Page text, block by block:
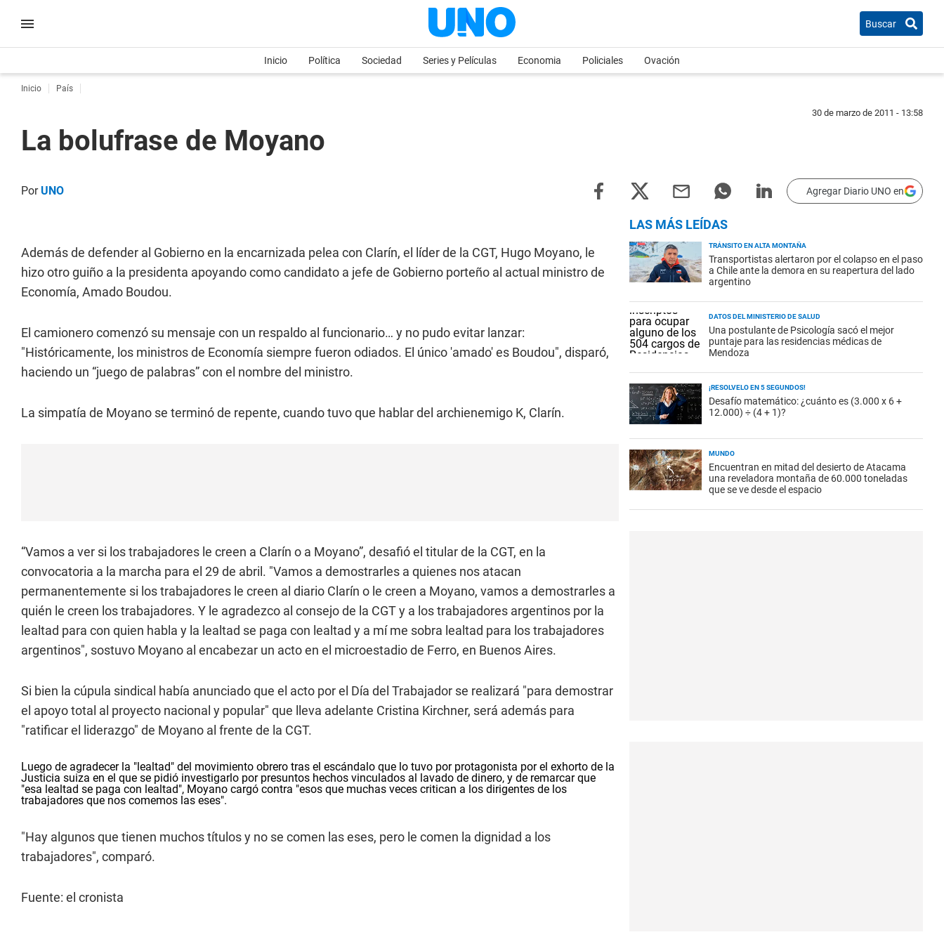
Buscar
Inicio Política Sociedad Series y Películas Economia Policiales Ovación
Inicio País
30 de marzo de 2011 - 13:58
La bolufrase de Moyano
PorUNO Agregar Diario UNO en
Además de defender al Gobierno en la encarnizada pelea con Clarín, el líder de la CGT, Hugo Moyano, le
hizo otro guiño a la presidenta apoyando como candidato a jefe de Gobierno porteño al actual ministro de
Economía, Amado Boudou.
El camionero comenzó su mensaje con un respaldo al funcionario… y no pudo evitar lanzar:
"Históricamente, los ministros de Economía siempre fueron odiados. El único 'amado' es Boudou", disparó,
haciendo un “juego de palabras” con el nombre del ministro.
La simpatía de Moyano se terminó de repente, cuando tuvo que hablar del archienemigo K, Clarín.
“Vamos a ver si los trabajadores le creen a Clarín o a Moyano”, desafió el titular de la CGT, en la
convocatoria a la marcha para el 29 de abril. "Vamos a demostrarles a quienes nos atacan
permanentemente si los trabajadores le creen al diario Clarín o le creen a Moyano, vamos a demostrarles a
quién le creen los trabajadores. Y le agradezco al consejo de la CGT y a los trabajadores argentinos por la
lealtad para con quien habla y la lealtad se paga con lealtad y a mí me sobra lealtad para los trabajadores
argentinos", sostuvo Moyano al encabezar un acto en el microestadio de Ferro, en Buenos Aires.
Si bien la cúpula sindical había anunciado que el acto por el Día del Trabajador se realizará "para demostrar
el apoyo total al proyecto nacional y popular" que lleva adelante Cristina Kirchner, será además para
"ratificar el liderazgo" de Moyano al frente de la CGT.
Luego de agradecer la "lealtad" del movimiento obrero tras el escándalo que lo tuvo por protagonista por el exhorto de la
Justicia suiza en el que se pidió investigarlo por presuntos hechos vinculados al lavado de dinero, y de remarcar que
"esa lealtad se paga con lealtad", Moyano cargó contra "esos que muchas veces critican a los dirigentes de los
trabajadores que nos comemos las eses".
"Hay algunos que tienen muchos títulos y no se comen las eses, pero le comen la dignidad a los
trabajadores", comparó.
Fuente: el cronista
LAS MÁS LEÍDAS
TRÁNSITO EN ALTA MONTAÑA
Transportistas alertaron por el colapso en el paso
a Chile ante la demora en su reapertura del lado
argentino
DATOS DEL MINISTERIO DE SALUD
Una postulante de Psicología sacó el mejor
puntaje para las residencias médicas de
Mendoza
¡RESOLVELO EN 5 SEGUNDOS!
Desafío matemático: ¿cuánto es (3.000 x 6 +
12.000) ÷ (4 + 1)?
MUNDO
Encuentran en mitad del desierto de Atacama
una reveladora montaña de 60.000 toneladas
que se ve desde el espacio